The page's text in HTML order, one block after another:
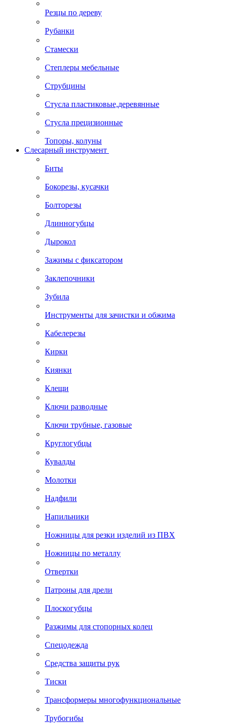
Резцы по дереву
Рубанки
Стамески
Степлеры мебельные
Струбцины
Стусла пластиковые,деревянные
Стусла прецизионные
Топоры, колуны
Слесарный инструмент
Биты
Бокорезы, кусачки
Болторезы
Длинногубцы
Дырокол
Зажимы с фиксатором
Заклепочники
Зубила
Инструменты для зачистки и обжима
Кабелерезы
Кирки
Киянки
Клещи
Ключи разводные
Ключи трубные, газовые
Круглогубцы
Кувалды
Молотки
Надфили
Напильники
Ножницы для резки изделий из ПВХ
Ножницы по металлу
Отвертки
Патроны для дрели
Плоскогубцы
Разжимы для стопорных колец
Спецодежда
Средства защиты рук
Тиски
Трансформеры многофункциональные
Трубогибы